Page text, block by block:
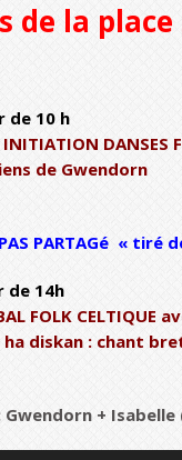
de la
de 10 h
DANSES
de Gwendorn
PARTAGé « tiré
de 14h
FOLK CELTIQUE
diskan : chant
Gwendorn +